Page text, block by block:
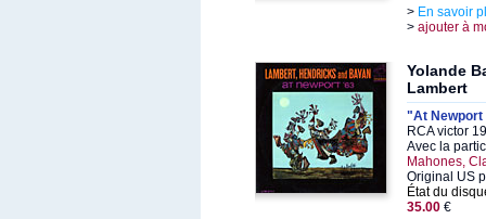
> En savoir
> ajouter à
Yolande
Lambert
"At Newport
RCA victor
Avec la
Mahones,
Original US
État du
35.00 €